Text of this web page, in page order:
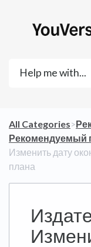
All Categories​>​
Рекомендуемый
Изменить дату
плана